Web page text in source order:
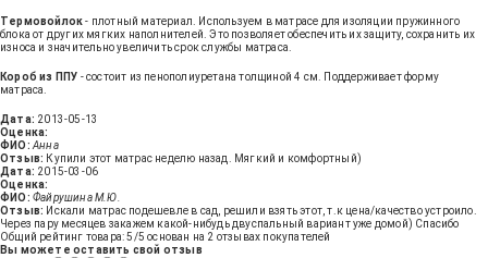
Термовойлок- плотный материал. Используем в матрасе для изоляции пружинного
блока от других мягких наполнителей. Это позволяет обеспечить их защиту, сохранить их
износа и значительно увеличить срок службы матраса.
Короб из ППУ - состоит из пенополиуретана толщиной 4 см. Поддерживает форму
матраса.
Дата: 2013-05-13
Оценка:
ФИО: Анна
Отзыв: Купили этот матрас неделю назад. Мягкий и комфортный)
Дата: 2015-03-06
Оценка:
ФИО: Файрушина М.Ю.
Отзыв: Искали матрас подешевле в сад, решили взять этот, т.к цена/качество устроило.
Через пару месяцев закажем какой-нибудь двуспальный вариант уже домой) Спасибо
Общий рейтинг товара:5/5 основан на 2 отзывах покупателей
Вы можете оставить свой отзыв